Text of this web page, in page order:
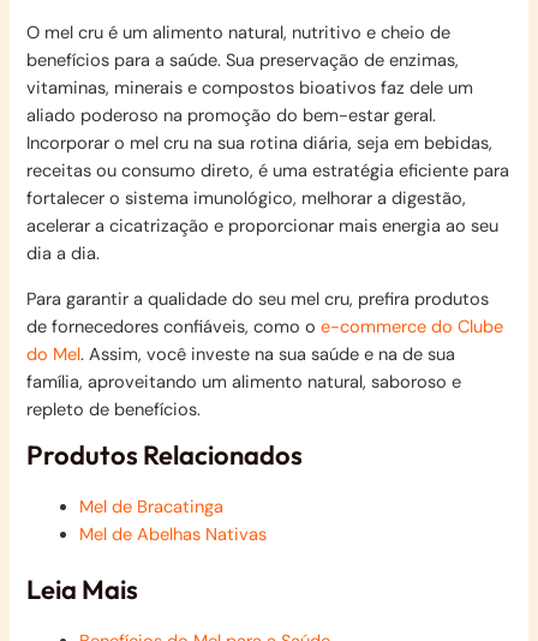
O mel cru é um alimento natural, nutritivo e cheio de
benefícios para a saúde. Sua preservação de enzimas,
vitaminas, minerais e compostos bioativos faz dele um
aliado poderoso na promoção do bem-estar geral.
Incorporar o mel cru na sua rotina diária, seja em bebidas,
receitas ou consumo direto, é uma estratégia eficiente para
fortalecer o sistema imunológico, melhorar a digestão,
acelerar a cicatrização e proporcionar mais energia ao seu
dia a dia.
Para garantir a qualidade do seu mel cru, prefira produtos
de fornecedores confiáveis, como oe-commerce do Clube
do Mel. Assim, você investe na sua saúde e na de sua
família, aproveitando um alimento natural, saboroso e
repleto de benefícios.
Produtos Relacionados
Mel de Bracatinga
Mel de Abelhas Nativas
Leia Mais